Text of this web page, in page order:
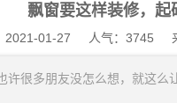
飘窗要这样装修，起
2021-01-27 人气：3745
许很多朋友没怎么想，就这